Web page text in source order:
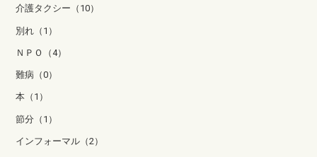
介護タクシー（10）
別れ（1）
ＮＰＯ（4）
難病（0）
本（1）
節分（1）
インフォーマル（2）